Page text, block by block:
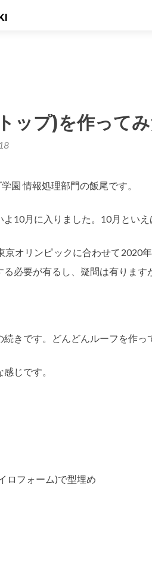
ップ)を作って
園 情報処理部門の飯尾です。
10月に入りました。10月とい
京オリンピックに合わせて2020
必要が有るし、疑問は有ります
続きです。どんどんルーフを作っ
じです。
ロフォーム)で型埋め